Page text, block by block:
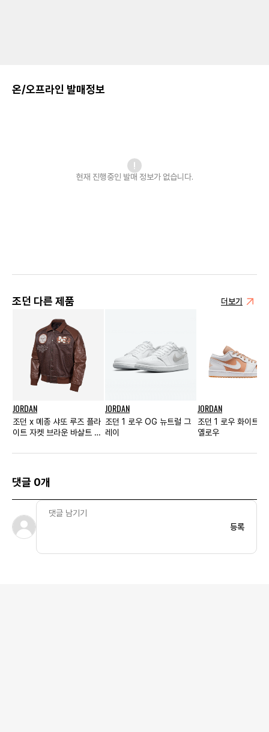
온/오프라인 발매정보
현재 진행중인 발매 정보가 없습니다.
조던 다른 제품 더보기
JORDAN
조던 x 메종 샤또 루즈 플라
이트 자켓 브라운 바살트 -
JORDAN
조던 1 로우 OG 뉴트럴 그
레이
JORDAN
조던 1 로우 화이트
옐로우
댓글 0개
등록